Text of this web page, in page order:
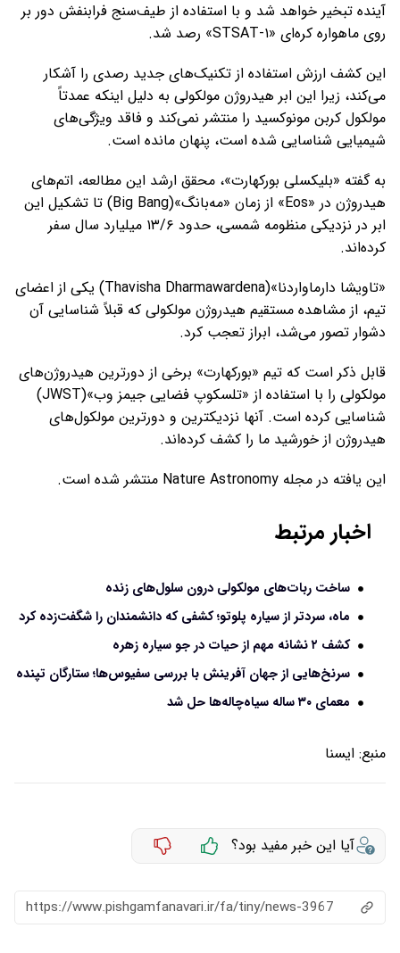
آینده تبخیر خواهد شد و با استفاده از طیف‌سنج فرابنفش دور بر
روی ماهواره کره‌ای «STSAT-۱» رصد شد.
این کشف ارزش استفاده از تکنیک‌های جدید رصدی را آشکار
می‌کند، زیرا این ابر هیدروژن مولکولی به دلیل اینکه عمدتاً
مولکول کربن مونوکسید را منتشر نمی‌کند و فاقد ویژگی‌های
شیمیایی شناسایی شده است، پنهان مانده است.
به گفته «بلیکسلی بورکهارت»، محقق ارشد این مطالعه، اتم‌های
هیدروژن در «Eos» از زمان «مه‌بانگ»(Big Bang) تا تشکیل این
ابر در نزدیکی منظومه شمسی، حدود ۱۳/۶ میلیارد سال سفر
کرده‌اند.
«تاویشا دارماواردنا»(Thavisha Dharmawardena) یکی از اعضای
تیم، از مشاهده مستقیم هیدروژن مولکولی که قبلاً شناسایی آن
دشوار تصور می‌شد، ابراز تعجب کرد.
قابل ذکر است که تیم «بورکهارت» برخی از دورترین هیدروژن‌های
مولکولی را با استفاده از «تلسکوپ فضایی جیمز وب»(JWST)
شناسایی کرده است. آنها نزدیکترین و دورترین مولکول‌های
هیدروژن از خورشید ما را کشف کرده‌اند.
این یافته در مجله Nature Astronomy منتشر شده است.
اخبار مرتبط
ساخت ربات‌های مولکولی درون سلول‌های زنده
ماه، سردتر از سیاره پلوتو؛ کشفی که دانشمندان را شگفت‌زده کرد
کشف ۲ نشانه مهم از حیات در جو سیاره زهره
سرنخ‌هایی از جهان آفرینش با بررسی سفیوس‌ها؛ ستارگان تپنده
معمای ۳۰ ساله سیاه‌چاله‌ها حل شد
منبع: ايسنا
آیا این خبر مفید بود؟
https://www.pishgamfanavari.ir/fa/tiny/news-3967